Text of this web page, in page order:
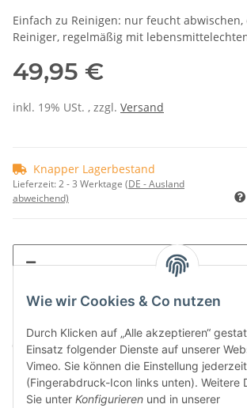
Einfach zu Reinigen: nur feucht
Reiniger, regelmäßig mit
49,95 €
inkl. 19% USt. , zzgl. Versand
Knapper Lagerbestand
Lieferzeit:2 - 3 Werktage (DE - Ausland
abweichend)
Loading... Komponenten werden
Wie wir Cookies & Co nutzen
Durch Klicken auf „Alle akzeptieren“
Einsatz folgender Dienste auf unserer
Vimeo. Sie können die Einstellung
(Fingerabdruck-Icon links unten). Weitere
Sie unter Konfigurieren und in unserer